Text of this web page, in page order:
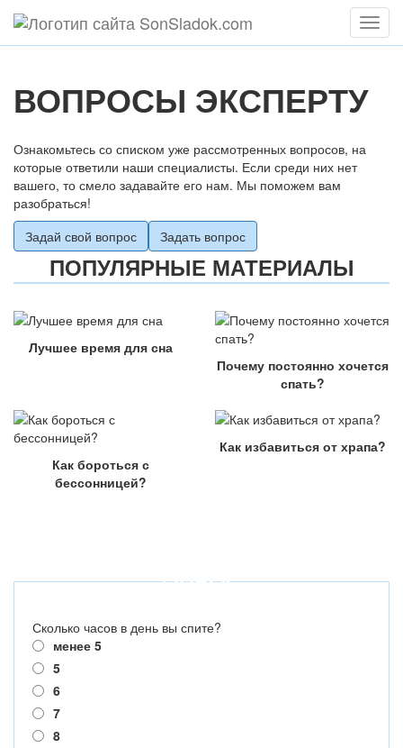
Меню
ВОПРОСЫ ЭКСПЕРТУ
Ознакомьтесь со списком уже рассмотренных вопросов, на
которые ответили наши специалисты. Если среди них нет
вашего, то смело задавайте его нам. Мы поможем вам
разобраться!
Задай свой вопрос
Задать вопрос
ПОПУЛЯРНЫЕ МАТЕРИАЛЫ
Лучшее время для сна
Почему постоянно хочется
спать?
Как бороться с
бессонницей?
Как избавиться от храпа?
ОПРОС
Сколько часов в день вы спите?
менее 5
5
6
7
8